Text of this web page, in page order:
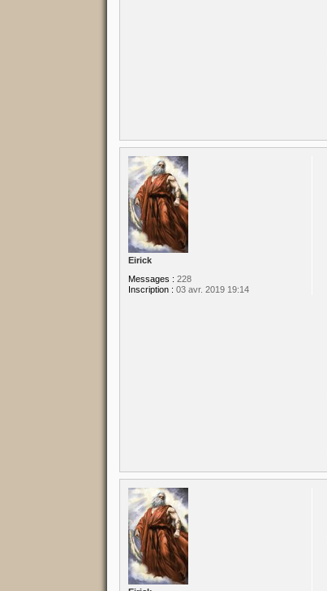
Eirick
Messages : 228
Inscription : 03 avr. 2019 19:14